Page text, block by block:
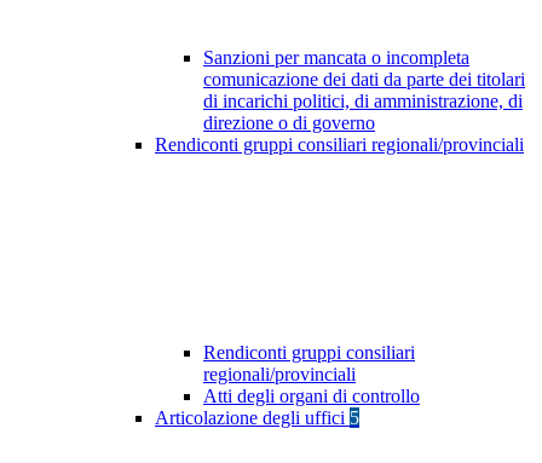
Sanzioni per mancata o incompleta
comunicazione dei dati da parte dei titolari
di incarichi politici, di amministrazione, di
direzione o di governo
Rendiconti gruppi consiliari regionali/provinciali
Rendiconti gruppi consiliari
regionali/provinciali
Atti degli organi di controllo
Articolazione degli uffici 5